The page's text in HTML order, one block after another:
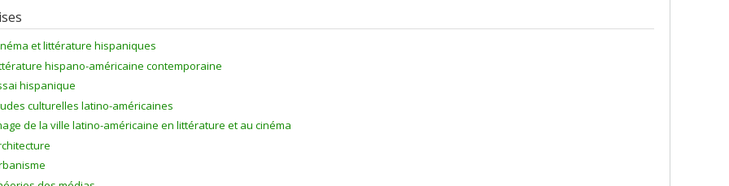
et littérature hispaniques
hispano-américaine contemporaine
hispanique
culturelles latino-américaines
de la ville latino-américaine en littérature et au cinéma